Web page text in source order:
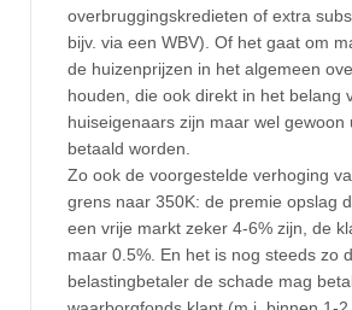
overbruggingskredieten of extra
bijv. via een WBV). Of het gaat om
de huizenprijzen in het algemeen
houden, die ook direkt in het belang
huiseigenaars zijn maar wel gewoon
betaald worden.
Zo ook de voorgestelde verhoging
grens naar 350K: de premie opslag
een vrije markt zeker 4-6% zijn, de
maar 0.5%. En het is nog steeds zo
belastingbetaler de schade mag